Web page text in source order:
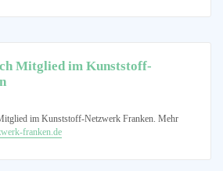
Mitglied im Kunststoff-
im Kunststoff-Netzwerk Franken. Mehr
franken.de